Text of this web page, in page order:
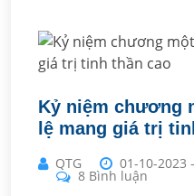
Kỷ niệm chương
lệ mang giá trị
QTG 01-10-2023 -
8 Bình luận